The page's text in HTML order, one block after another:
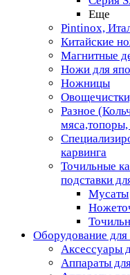
Еще
Pintinox,
Китайские
Магнитные
Ножи для
Ножницы
Разное
карвинга
Точильные
подставки
Мусаты
Оборудование
Аксессуары
Аппараты